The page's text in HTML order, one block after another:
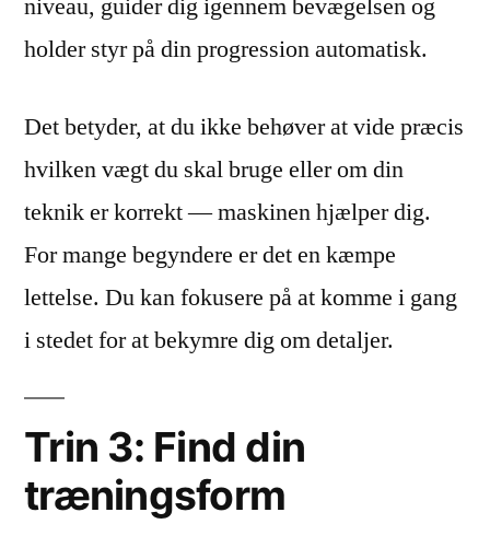
niveau, guider dig igennem bevægelsen og
holder styr på din progression automatisk.
Det betyder, at du ikke behøver at vide præcis
hvilken vægt du skal bruge eller om din
teknik er korrekt — maskinen hjælper dig.
For mange begyndere er det en kæmpe
lettelse. Du kan fokusere på at komme i gang
i stedet for at bekymre dig om detaljer.
Trin 3: Find din
træningsform